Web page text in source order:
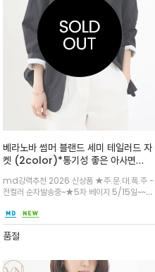
베라노바 썸머 블랜드 세미 테일러드 자
켓 (2color)*통기성 좋은 아사면
(Asa Cotton) 안감으로 오히려 들
러 붙지않고 루즈핏 (Loose fit): 몸에
붙지 않고 헐렁하게 떨어지는 핏으로, 오
버핏보다는 단정하지만 편안한 느낌
md강력추천 2026 신상품 ★주.문.대.폭.주 -
전컬러 순차발송중~★5차 베이지 5/15일~~여
체형을 편안하게 커버/큰 포켓과 버튼 디테일로
실용성과 세련된 도시 스타일에 어울리는 트렌디
한 디자인
품절